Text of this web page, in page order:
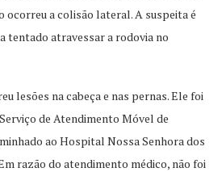
ocorreu a colisão lateral. A suspeita é
tentado atravessar a rodovia no
lesões na cabeça e nas pernas. Ele foi
de Atendimento Móvel de
ao Hospital Nossa Senhora dos
razão do atendimento médico, não foi